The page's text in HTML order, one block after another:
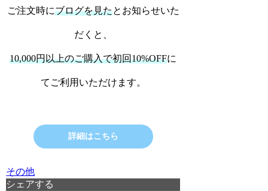
ご注文時にブログを見たとお知らせいた
だくと、
10,000円以上のご購入で初回10%OFFに
てご利用いただけます。
詳細はこちら
その他
シェアする